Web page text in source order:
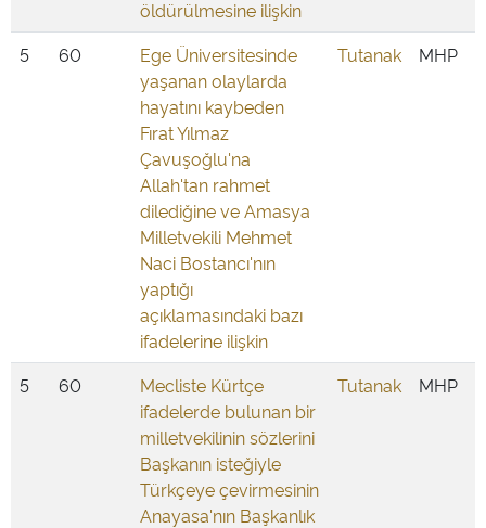
öldürülmesine ilişkin
5
60
Ege Üniversitesinde
yaşanan olaylarda
hayatını kaybeden
Fırat Yılmaz
Çavuşoğlu'na
Allah'tan rahmet
dilediğine ve Amasya
Milletvekili Mehmet
Naci Bostancı'nın
yaptığı
açıklamasındaki bazı
ifadelerine ilişkin
Tutanak MHP
5 60
Mecliste Kürtçe
ifadelerde bulunan bir
milletvekilinin sözlerini
Başkanın isteğiyle
Türkçeye çevirmesinin
Anayasa'nın Başkanlık
Tutanak MHP